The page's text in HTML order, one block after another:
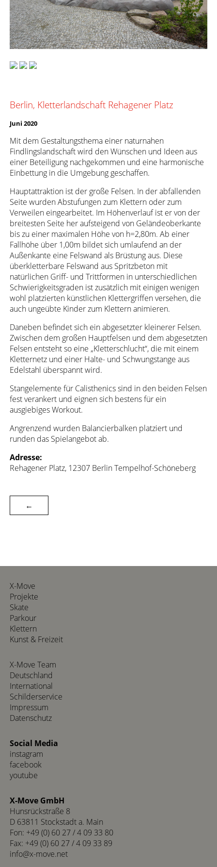
Berlin, Kletterlandschaft Rehagener Platz
Juni 2020
Mit dem Gestaltungsthema einer naturnahen
Findlingslandschaft wird den Wünschen und Ideen aus
einer Beteiligung nachgekommen und eine harmonische
Einbettung in die Umgebung geschaffen.
Hauptattraktion ist der große Felsen. In der abfallenden
Seite wurden Abstufungen zum Klettern oder zum
Verweilen eingearbeitet. Im Höhenverlauf ist er von der
breitesten Seite her aufsteigend von Geländeoberkante
bis zu einer maximalen Höhe von h=2,80m. Ab einer
Fallhöhe über 1,00m bildet sich umlaufend an der
Außenkante eine Felswand als Brüstung aus. Diese
überkletterbare Felswand aus Spritzbeton mit
natürlichen Griff- und Trittformen in unterschiedlichen
Schwierigkeitsgraden ist zusätzlich mit einigen wenigen
wohl platzierten künstlichen Klettergriffen versehen, die
auch ungeübte Kinder zum Klettern animieren.
Daneben befindet sich ein abgesetzter kleinerer Felsen.
Zwischen dem großen Hauptfelsen und dem abgesetzten
Felsen entsteht so eine „Kletterschlucht“, die mit einem
Kletternetz und einer Halte- und Schwungstange aus
Edelstahl überspannt wird.
Stangelemente für Calisthenics sind in den beiden Felsen
fest verankert und eignen sich bestens für ein
ausgiebiges Workout.
Angrenzend wurden Balancierbalken platziert und
runden das Spielangebot ab.
Adresse:
Rehagener Platz, 12307 Berlin Tempelhof-Schöneberg
←
X-Move
Projekte
Skate
Parkour
Klettern
Kunst & Freizeit
X-Move Team
Deutschland
International
Schilderservice
Impressum
Datenschutz
Social Media
instagram
facebook
youtube
X-Move GmbH
Hunsrückstraße 8
D 63811 Stockstadt a. Main
Fon: +49 (0) 60 27 / 4 09 33 80
Fax: +49 (0) 60 27 / 4 09 33 89
info@x-move.net